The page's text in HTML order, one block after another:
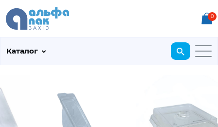
0
Каталог